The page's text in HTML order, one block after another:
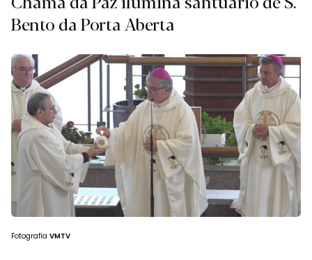
Bento da Porta Aberta
Fotografia VMTV